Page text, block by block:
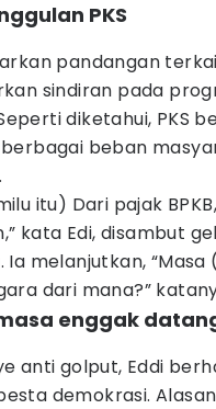
PKS
pandangan
sindiran pada
diketahui, PKS
beban
itu) Dari pajak
kata Edi, disambut
melanjutkan,
dari mana?”
enggak
anti golput, Eddi
demokrasi.